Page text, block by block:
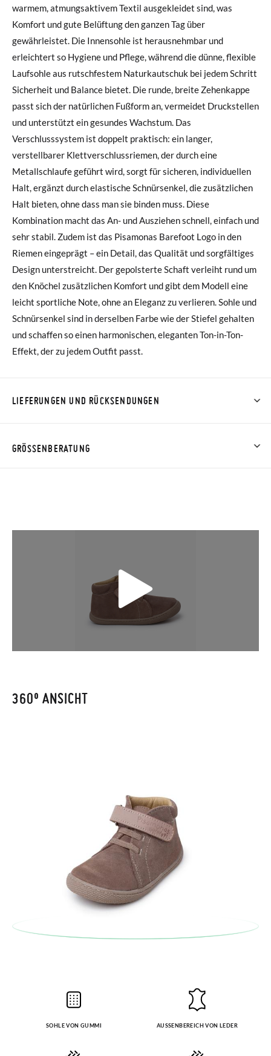
warmem, atmungsaktivem Textil ausgekleidet sind, was
Komfort und gute Belüftung den ganzen Tag über
gewährleistet. Die Innensohle ist herausnehmbar und
erleichtert so Hygiene und Pflege, während die dünne, flexible
Laufsohle aus rutschfestem Naturkautschuk bei jedem Schritt
Sicherheit und Balance bietet. Die runde, breite Zehenkappe
passt sich der natürlichen Fußform an, vermeidet Druckstellen
und unterstützt ein gesundes Wachstum. Das
Verschlusssystem ist doppelt praktisch: ein langer,
verstellbarer Klettverschlussriemen, der durch eine
Metallschlaufe geführt wird, sorgt für sicheren, individuellen
Halt, ergänzt durch elastische Schnürsenkel, die zusätzlichen
Halt bieten, ohne dass man sie binden muss. Diese
Kombination macht das An- und Ausziehen schnell, einfach und
sehr stabil. Zudem ist das Pisamonas Barefoot Logo in den
Riemen eingeprägt – ein Detail, das Qualität und sorgfältiges
Design unterstreicht. Der gepolsterte Schaft verleiht rund um
den Knöchel zusätzlichen Komfort und gibt dem Modell eine
leicht sportliche Note, ohne an Eleganz zu verlieren. Sohle und
Schnürsenkel sind in derselben Farbe wie der Stiefel gehalten
und schaffen so einen harmonischen, eleganten Ton-in-Ton-
Effekt, der zu jedem Outfit passt.
LIEFERUNGEN UND RÜCKSENDUNGEN
Bestellungen unter 40 € kostet der Standardversand 4,95 €;
kostenlose Rücksendung beantragen.
Wenn Sie ein Kundenkonto haben, loggen Sie sich einfach ein,
um den Vorgang zu starten. Wenn Sie als Gast bestellt haben,
automatisch an Ihr Postfach gesendet.
GRÖSSENBERATUNG
360º ANSICHT
SOHLE VON GUMMI AUSSENBEREICH VON LEDER